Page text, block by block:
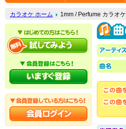
カラオケ ホーム 1mm / Perfume カラオケ